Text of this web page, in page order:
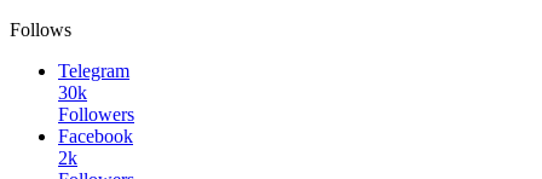
Follows
Telegram
30k
Followers
Facebook
2k